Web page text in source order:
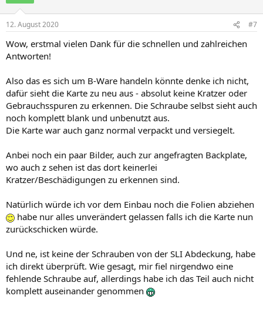
12. August 2020 #7
Wow, erstmal vielen Dank für die schnellen und zahlreichen
Antworten!
Also das es sich um B-Ware handeln könnte denke ich nicht,
dafür sieht die Karte zu neu aus - absolut keine Kratzer oder
Gebrauchsspuren zu erkennen. Die Schraube selbst sieht auch
noch komplett blank und unbenutzt aus.
Die Karte war auch ganz normal verpackt und versiegelt.
Anbei noch ein paar Bilder, auch zur angefragten Backplate,
wo auch z sehen ist das dort keinerlei
Kratzer/Beschädigungen zu erkennen sind.
Natürlich würde ich vor dem Einbau noch die Folien abziehen
habe nur alles unverändert gelassen falls ich die Karte nun
zurückschicken würde.
Und ne, ist keine der Schrauben von der SLI Abdeckung, habe
ich direkt überprüft. Wie gesagt, mir fiel nirgendwo eine
fehlende Schraube auf, allerdings habe ich das Teil auch nicht
komplett auseinander genommen